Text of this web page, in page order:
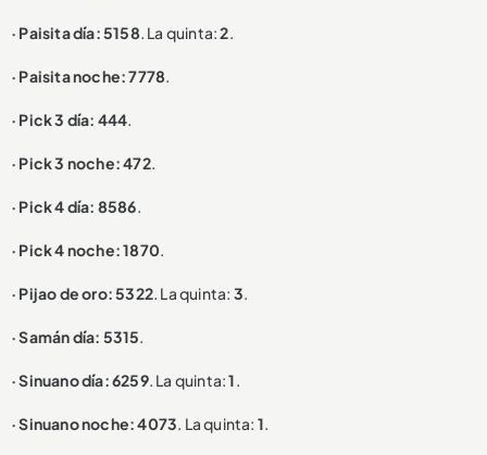
· Paisita día: 5158. La quinta:2.
· Paisita noche: 7778.
· Pick 3 día: 444.
· Pick 3 noche: 472.
· Pick 4 día: 8586.
· Pick 4 noche: 1870.
· Pijao de oro: 5322. La quinta: 3.
· Samán día: 5315.
· Sinuano día: 6259. La quinta:1.
· Sinuano noche: 4073. La quinta: 1.